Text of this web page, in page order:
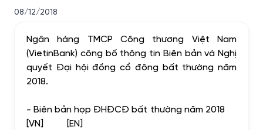
08/12/2018
Ngân hàng TMCP Công thương Việt Nam
(VietinBank) công bố thông tin Biên bản và Nghị
quyết Đại hội đồng cổ đông bất thường năm
2018.
- Biên bản họp ĐHĐCĐ bất thường năm 2018
[VN] [EN]